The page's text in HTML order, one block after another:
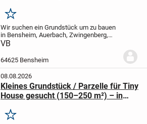
Merken
Wir suchen ein Grundstück um zu bauen
in Bensheim, Auerbach, Zwingenberg,
Alsbach-Hähnlein, Rodau, Fehlheim
zulassen, Grundstücke mit Altbestand nur
VB
64625 Bensheim
08.08.2026
Kleines Grundstück / Parzelle für Tiny
House gesucht (150–250 m²) – in
Lintfort
Merken